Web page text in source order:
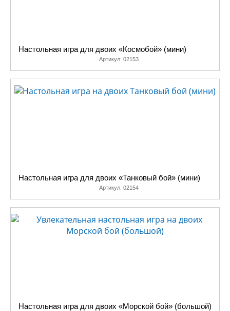
Настольная игра для двоих «Космобой» (мини)
Артикул: 02153
Настольная игра для двоих «Танковый бой» (мини)
Артикул: 02154
Настольная игра для двоих «Морской бой» (большой)